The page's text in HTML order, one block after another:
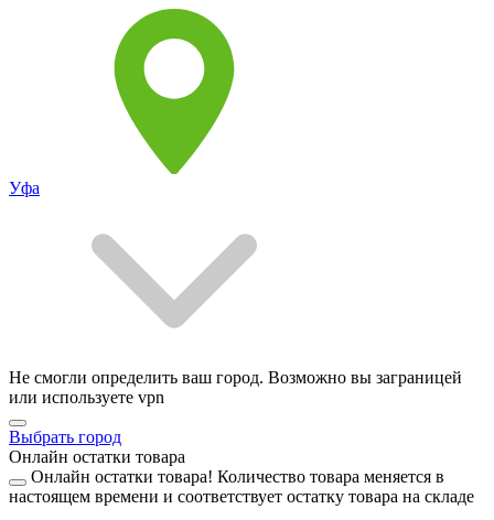
Уфа
Не смогли определить ваш город. Возможно вы заграницей
или используете vpn
Выбрать город
Онлайн остатки товара
Онлайн остатки товара! Количество товара меняется в
настоящем времени и соответствует остатку товара на складе